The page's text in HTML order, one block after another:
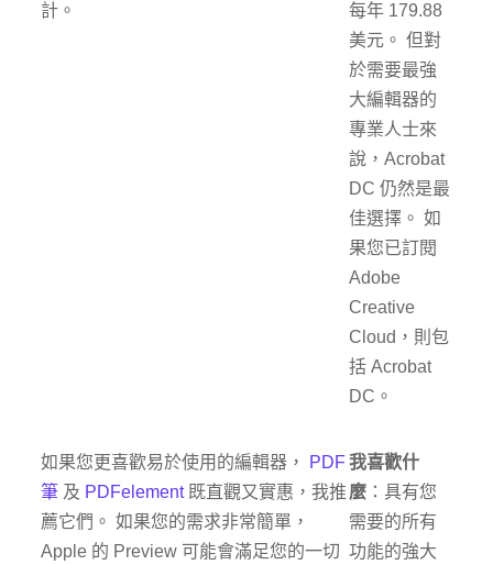
計。
每年 179.88
美元。 但對
於需要最強
大編輯器的
專業人士來
說，Acrobat
DC 仍然是最
佳選擇。 如
果您已訂閱
Adob​​e
Creative
Cloud，則包
括 Acrobat
DC。
如果您更喜歡易於使用的編輯器， PDF
筆 及 PDFelement既直觀又實惠，我推
薦它們。 如果您的需求非常簡單，
Apple 的 Preview 可能會滿足您的一切
我喜歡什
麼 ：具有您
需要的所有
功能的強大